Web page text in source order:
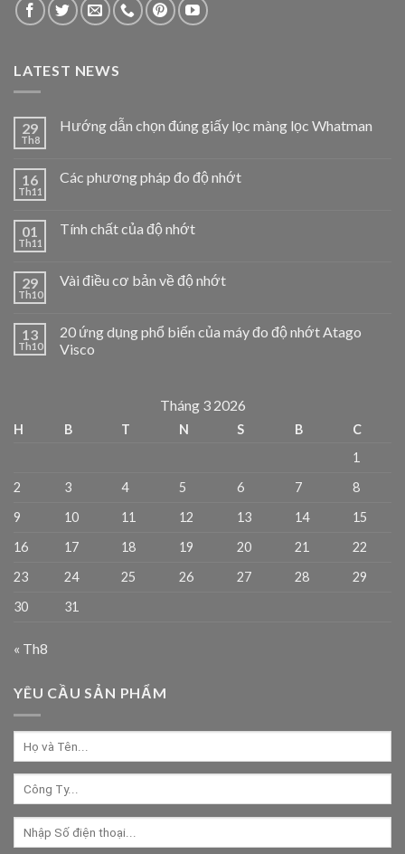
LATEST NEWS
29
Th8
Hướng dẫn chọn đúng giấy lọc màng lọc Whatman
16
Th11
Các phương pháp đo độ nhớt
01
Th11
Tính chất của độ nhớt
29
Th10
Vài điều cơ bản về độ nhớt
13
Th10
20 ứng dụng phổ biến của máy đo độ nhớt Atago
Visco
Tháng 3 2026
H B T N S B
C
1
2
3 4 5 6 7
8
9
10 11 12 13 14
15
16
17 18 19 20 21
22
23
24 25 26 27 28
29
30
31
« Th8
YÊU CẦU SẢN PHẨM